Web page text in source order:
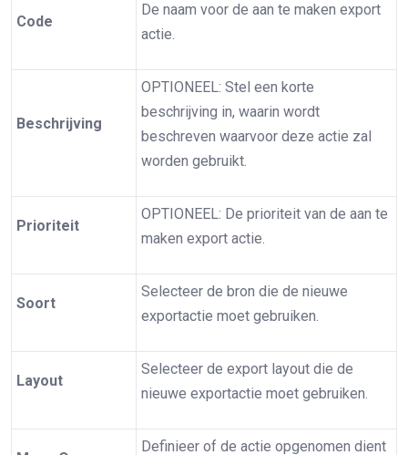
Code
De naam voor de aan te maken export
actie.
Beschrijving
OPTIONEEL: Stel een korte
beschrijving in, waarin wordt
beschreven waarvoor deze actie zal
worden gebruikt.
Prioriteit
OPTIONEEL: De prioriteit van de aan te
maken export actie.
Soort
Selecteer de bron die de nieuwe
exportactie moet gebruiken.
Layout
Selecteer de export layout die de
nieuwe exportactie moet gebruiken.
Definieer of de actie opgenomen dient